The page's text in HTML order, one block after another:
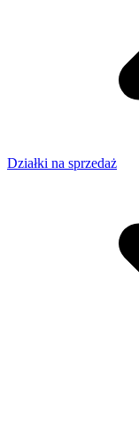
Działki na sprzedaż